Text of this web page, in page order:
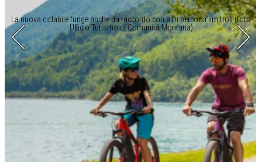
La nuova ciclabile funge anche da raccordo con altri percorsi limitrofi (foto
Ufficio Turismo di Comunità Montana)